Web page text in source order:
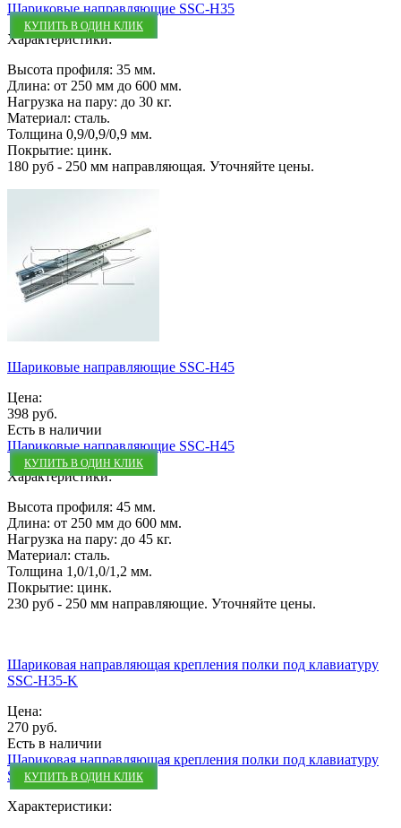
КУПИТЬ В ОДИН КЛИК
Шариковые направляющие SSC-H35
Характеристики:
Высота профиля: 35 мм.
Длина: от 250 мм до 600 мм.
Нагрузка на пару: до 30 кг.
Материал: сталь.
Толщина 0,9/0,9/0,9 мм.
Покрытие: цинк.
180 руб - 250 мм направляющая. Уточняйте цены.
Шариковые направляющие SSC-H45
Цена:
398 руб.
КУПИТЬ В ОДИН КЛИК
Есть в наличии
Шариковые направляющие SSC-H45
Характеристики:
Высота профиля: 45 мм.
Длина: от 250 мм до 600 мм.
Нагрузка на пару: до 45 кг.
Материал: сталь.
Толщина 1,0/1,0/1,2 мм.
Покрытие: цинк.
230 руб - 250 мм направляющие. Уточняйте цены.
Шариковая направляющая крепления полки под клавиатуру
SSC-H35-K
Цена:
270 руб.
КУПИТЬ В ОДИН КЛИК
Есть в наличии
Шариковая направляющая крепления полки под клавиатуру
SSC-H35-K
Характеристики: